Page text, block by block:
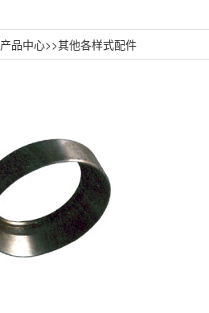
产品中心>>其他各样式配件